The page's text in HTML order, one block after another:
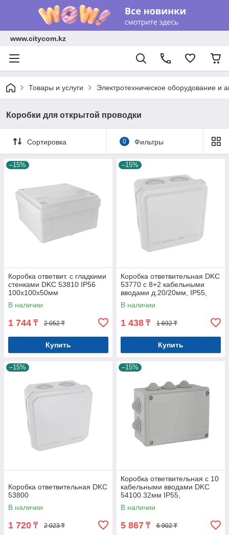
www.citycom.kz
Товары и услуги Электротехническое оборудование и
Коробки для открытой проводки
Сортировка 0 Фильтры
–15%
Коробка ответвит. с гладкими
стенками DKC 53810 IP56
100х100х50мм
В наличии
1 744 ₸ 2 052 ₸
Купить
–15%
Коробка ответвительная DKC
53770 с 8+2 кабельными
вводами д.20/20мм, IP55,
70х70х40мм
В наличии
1 438 ₸ 1 692 ₸
Купить
–15%
Коробка ответвительная DKC
53800
В наличии
1 720 ₸ 2 023 ₸
–15%
Коробка ответвительная с 10
кабельными вводами DKC
54100.32мм IP55,
190х140х70 мм
В наличии
5 867 ₸ 6 902 ₸